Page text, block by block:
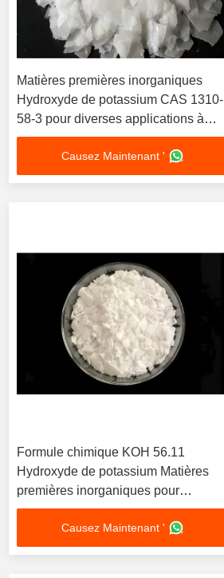
Matières premières inorganiques
Hydroxyde de potassium CAS 1310-
58-3 pour diverses applications à
forte alcalinité
Causez Maintenant '
Formule chimique KOH 56.11
Hydroxyde de potassium Matières
premières inorganiques pour
l'électroplatage et le séchage
Causez Maintenant '